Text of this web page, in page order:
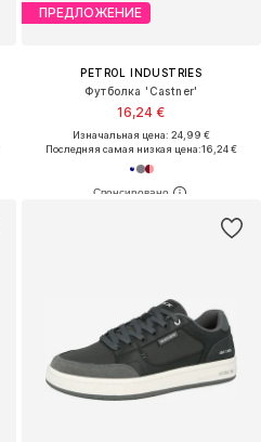
ПРЕДЛОЖЕНИЕ
PETROL INDUSTRIES
Футболка 'Castner'
16,24 €
Изначальная цена: 24,99 €
Последняя самая низкая цена:16,24 €